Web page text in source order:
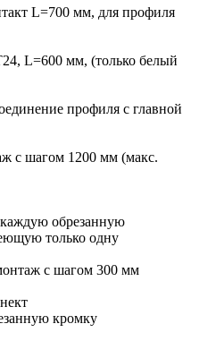
L=700 мм, для профиля
L=600 мм, (только белый
профиля с главной
с шагом 1200 мм (макс.
обрезанную
только одну
с шагом 300 мм
кромку